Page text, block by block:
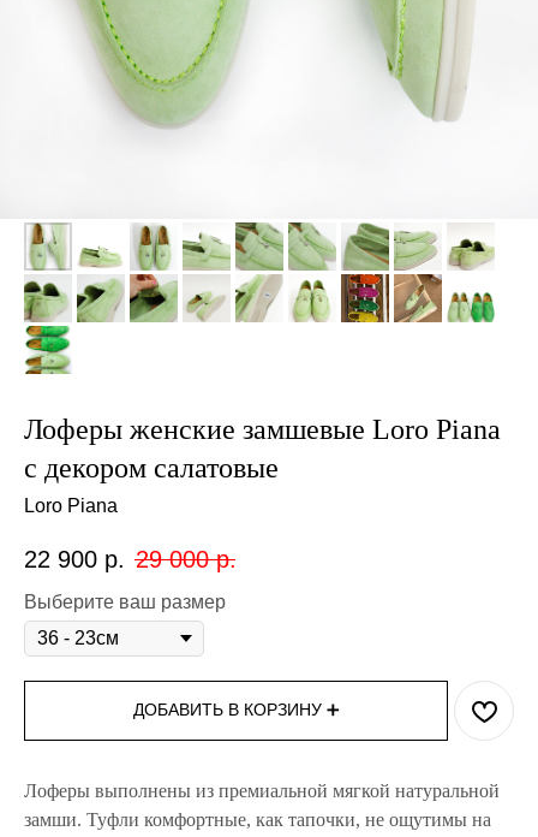
Лоферы женские замшевые Loro Piana
с декором салатовые
Loro Piana
22 900 р. 29 000 р.
Выберите ваш размер
ДОБАВИТЬ В КОРЗИНУ ➕
Лоферы выполнены из премиальной мягкой натуральной
замши. Туфли комфортные, как тапочки, не ощутимы на